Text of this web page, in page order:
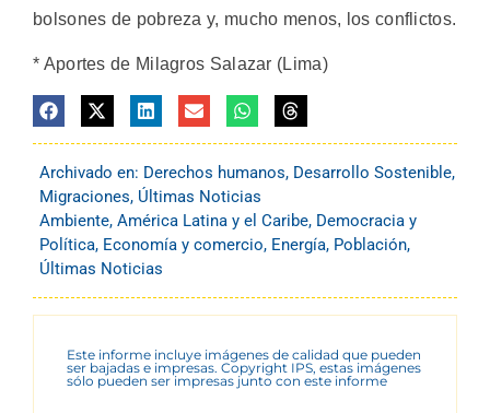
bolsones de pobreza y, mucho menos, los conflictos.
* Aportes de Milagros Salazar (Lima)
Archivado en: Derechos humanos, Desarrollo Sostenible,
Migraciones, Últimas Noticias
Ambiente, América Latina y el Caribe, Democracia y
Política, Economía y comercio, Energía, Población,
Últimas Noticias
Este informe incluye imágenes de calidad que pueden
ser bajadas e impresas. Copyright IPS, estas imágenes
sólo pueden ser impresas junto con este informe